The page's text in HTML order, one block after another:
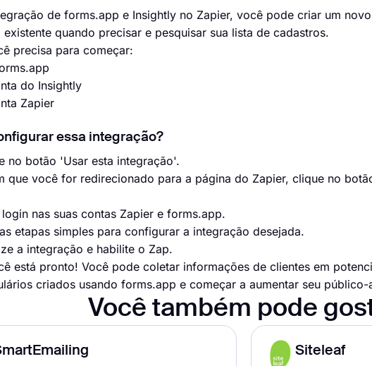
de forms.app e Insightly no Zapier, você pode criar um
quando precisar e pesquisar sua lista de cadastros.
precisa para começar:
do Insightly
Zapier
essa integração?
botão 'Usar esta integração'.
você for redirecionado para a página do Zapier, clique no
nas suas contas Zapier e forms.app.
etapas simples para configurar a integração desejada.
a integração e habilite o Zap.
está pronto! Você pode coletar informações de clientes em
criados usando forms.app e começar a aumentar seu público-
Você também pode
Siteleaf